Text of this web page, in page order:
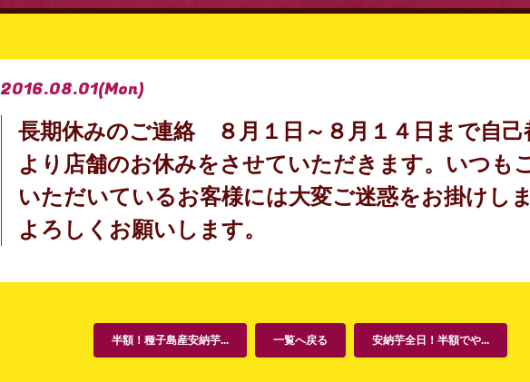
2016.08.01(Mon)
長期休みのご連絡 ８月１日～８月１４日まで自己
より店舗のお休みをさせていただきます。いつも
いただいているお客様には大変ご迷惑をお掛けし
よろしくお願いします。
半額！種子島産安納芋... 一覧へ戻る 安納芋全日！半額でや...